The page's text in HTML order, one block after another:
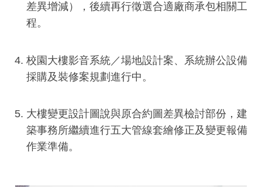
差異增減），後續再行徵選合適廠商承包相關工
程。
校園大樓影音系統／場地設計案、系統辦公設備
採購及裝修案規劃進行中。
大樓變更設計圖說與原合約圖差異檢討部份，建
築事務所繼續進行五大管線套繪修正及變更報備
作業準備。